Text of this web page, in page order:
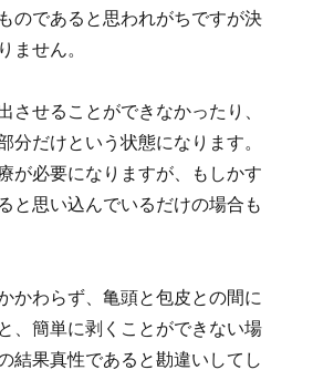
のであると思われがちですが決
ません。
させることができなかったり、
分だけという状態になります。
が必要になりますが、もしかす
と思い込んでいるだけの場合も
かわらず、亀頭と包皮との間に
、簡単に剥くことができない場
結果真性であると勘違いしてし